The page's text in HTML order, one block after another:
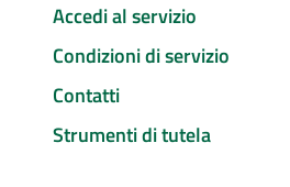
Accedi al servizio
Condizioni di servizio
Contatti
Strumenti di tutela